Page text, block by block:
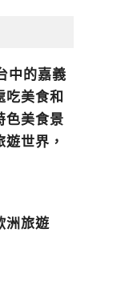
中的嘉義
吃美食和
色美食景
世界，
洲旅遊